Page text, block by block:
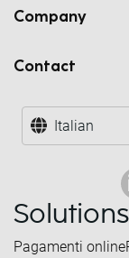
Company
Contact
Italian
Solutions
Pagamenti online